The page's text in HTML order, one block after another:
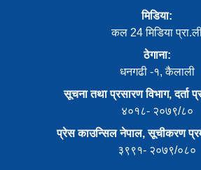
मिडिया:
कल 24 मिडिया
ठेगाना:
धनगढी -१, कैलाली
सूचना तथा प्रसारण विभाग, दर्ता
४०१८- २०७९/८०
प्रेस काउन्सिल नेपाल, सूचीकरण
३९९१- २०७९/०८०